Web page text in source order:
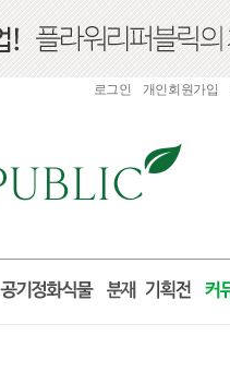
로그인 개인회원가입